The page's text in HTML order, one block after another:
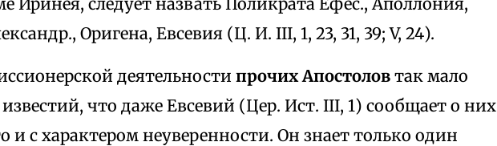
Оригена, Евсевия (Ц. И. III, 1, 23, 31, 39; V, 24).
деятельности прочих Апостолов так мало
что даже Евсевий (Цер. Ист. III, 1) сообщает о них
и с характером неуверенности. Он знает только один